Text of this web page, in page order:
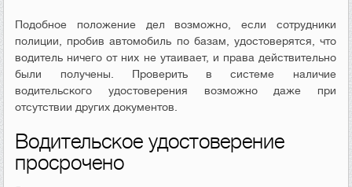
Подобное положение дел возможно, если сотрудники
полиции, пробив автомобиль по базам, удостоверятся, что
водитель ничего от них не утаивает, и права действительно
были получены. Проверить в системе наличие
водительского удостоверения возможно даже при
отсутствии других документов.
Водительское удостоверение
просрочено